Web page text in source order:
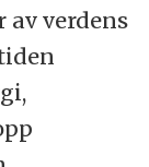
av verdens